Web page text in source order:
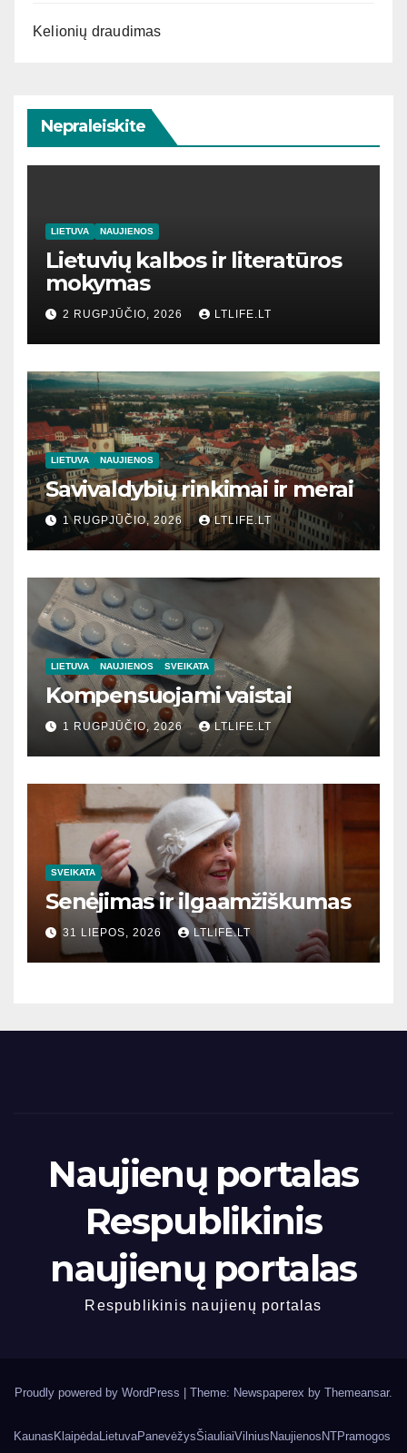
Kelionių draudimas
Nepraleiskite
LIETUVA NAUJIENOS
Lietuvių kalbos ir literatūros
mokymas
2 RUGPJŪČIO, 2026 LTLIFE.LT
LIETUVA NAUJIENOS
Savivaldybių rinkimai ir merai
1 RUGPJŪČIO, 2026 LTLIFE.LT
LIETUVA NAUJIENOS SVEIKATA
Kompensuojami vaistai
1 RUGPJŪČIO, 2026 LTLIFE.LT
SVEIKATA
Senėjimas ir ilgaamžiškumas
31 LIEPOS, 2026 LTLIFE.LT
Naujienų portalas
Respublikinis
naujienų portalas
Respublikinis naujienų portalas
Proudly powered by WordPress Theme: Newspaperex by Themeansar.
Kaunas KlaipėdaLietuvaPanevėžysŠiauliaiVilnius Naujienos NTPramogos